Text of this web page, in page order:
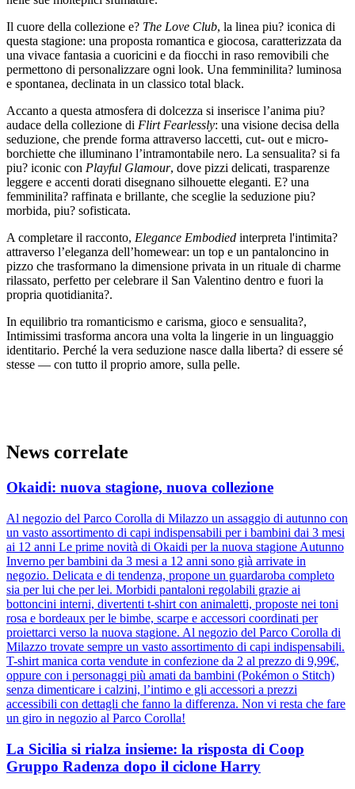
Il cuore della collezione e? The Love Club, la linea piu? iconica di
questa stagione: una proposta romantica e giocosa, caratterizzata da
una vivace fantasia a cuoricini e da fiocchi in raso removibili che
permettono di personalizzare ogni look. Una femminilita? luminosa
e spontanea, declinata in un classico total black.
Accanto a questa atmosfera di dolcezza si inserisce l’anima piu?
audace della collezione di Flirt Fearlessly: una visione decisa della
seduzione, che prende forma attraverso laccetti, cut- out e micro-
borchiette che illuminano l’intramontabile nero. La sensualita? si fa
piu? iconic con Playful Glamour, dove pizzi delicati, trasparenze
leggere e accenti dorati disegnano silhouette eleganti. E? una
femminilita? raffinata e brillante, che sceglie la seduzione piu?
morbida, piu? sofisticata.
A completare il racconto, Elegance Embodied interpreta l'intimita?
attraverso l’eleganza dell’homewear: un top e un pantaloncino in
pizzo che trasformano la dimensione privata in un rituale di charme
rilassato, perfetto per celebrare il San Valentino dentro e fuori la
propria quotidianita?.
In equilibrio tra romanticismo e carisma, gioco e sensualita?,
Intimissimi trasforma ancora una volta la lingerie in un linguaggio
identitario. Perché la vera seduzione nasce dalla liberta? di essere sé
stesse — con tutto il proprio amore, sulla pelle.
News correlate
Okaidi: nuova stagione, nuova collezione
Al negozio del Parco Corolla di Milazzo un assaggio di autunno con
un vasto assortimento di capi indispensabili per i bambini dai 3 mesi
ai 12 anni Le prime novità di Okaidi per la nuova stagione Autunno
Inverno per bambini da 3 mesi a 12 anni sono già arrivate in
negozio. Delicata e di tendenza, propone un guardaroba completo
sia per lui che per lei. Morbidi pantaloni regolabili grazie ai
bottoncini interni, divertenti t-shirt con animaletti, proposte nei toni
rosa e bordeaux per le bimbe, scarpe e accessori coordinati per
proiettarci verso la nuova stagione. Al negozio del Parco Corolla di
Milazzo trovate sempre un vasto assortimento di capi indispensabili.
T-shirt manica corta vendute in confezione da 2 al prezzo di 9,99€,
oppure con i personaggi più amati da bambini (Pokémon o Stitch)
senza dimenticare i calzini, l’intimo e gli accessori a prezzi
accessibili con dettagli che fanno la differenza. Non vi resta che fare
un giro in negozio al Parco Corolla!
La Sicilia si rialza insieme: la risposta di Coop
Gruppo Radenza dopo il ciclone Harry